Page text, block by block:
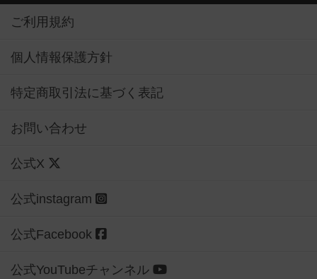
ご利用規約
個人情報保護方針
特定商取引法に基づく表記
お問い合わせ
公式X
公式instagram
公式Facebook
公式YouTubeチャンネル